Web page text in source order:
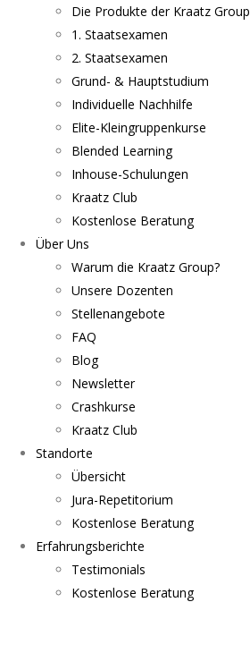
Die Produkte der Kraatz Group
1. Staatsexamen
2. Staatsexamen
Grund- & Hauptstudium
Individuelle Nachhilfe
Elite-Kleingruppenkurse
Blended Learning
Inhouse-Schulungen
Kraatz Club
Kostenlose Beratung
Über Uns
Warum die Kraatz Group?
Unsere Dozenten
Stellenangebote
FAQ
Blog
Newsletter
Crashkurse
Kraatz Club
Standorte
Übersicht
Jura-Repetitorium
Kostenlose Beratung
Erfahrungsberichte
Testimonials
Kostenlose Beratung